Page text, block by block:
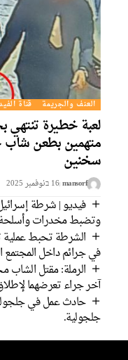
العنف والجريمة قناة الفيديو
لعبة خطيرة تنتهي
متهمين بطعن شاب
سخنين
mansorf16 בنوفمبر 2025
فيديو | شرطة إسرائيل
وتضبط مخدرات وأسلحة
الشرطة تحبط عملية
في جرائم داخل المجتمع العربي
الرملة: مقتل الشاب
آخر جراء تعرضهما لإطلاق نار
حادث عمل في جلجولية –
جلجولية.